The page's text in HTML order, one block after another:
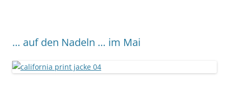
… auf den Nadeln … im Mai